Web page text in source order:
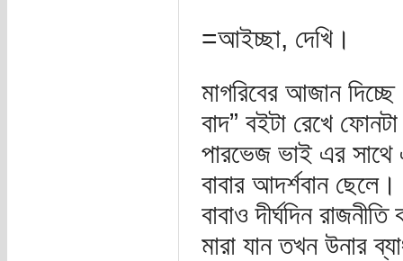
=আইচ্ছা, দেখি।
মাগরিবের আজান
বাদ” বইটা রেখে
পারভেজ ভাই এর সাথে
বাবার আদর্শবান
বাবাও দীর্ঘদিন
মারা যান তখন উনার